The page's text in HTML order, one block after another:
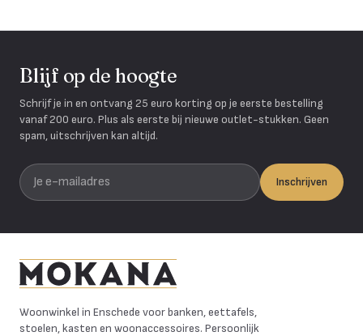
Blijf op de hoogte
Schrijf je in en ontvang 25 euro korting op je eerste bestelling
vanaf 200 euro. Plus als eerste bij nieuwe outlet-stukken. Geen
spam, uitschrijven kan altijd.
Je e-mailadres
Inschrijven
Woonwinkel in Enschede voor banken, eettafels,
stoelen, kasten en woonaccessoires. Persoonlijk